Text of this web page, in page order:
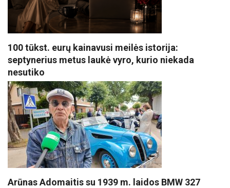
100 tūkst. eurų kainavusi meilės istorija:
septynerius metus laukė vyro, kurio niekada
nesutiko
Arūnas Adomaitis su 1939 m. laidos BMW 327